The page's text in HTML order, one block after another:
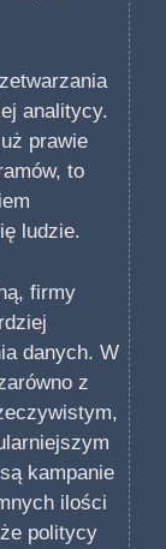
analitycy.
prawie
to
ludzie.
firmy
danych. W
z
kampanie
ilości
politycy